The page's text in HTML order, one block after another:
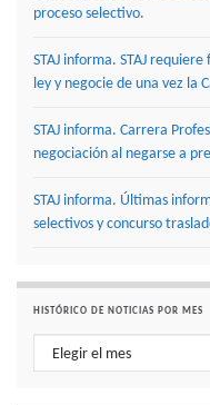
proceso selectivo.
STAJ informa. STAJ
ley y negocie de una vez la
STAJ informa. Carrera
negociación al negarse a
STAJ informa. Últimas
selectivos y concurso
HISTÓRICO DE NOTICIAS POR MES
Histórico de noticias por mes